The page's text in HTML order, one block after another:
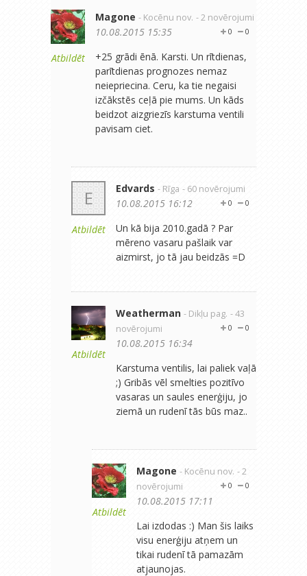
Atbildēt
Magone - Kocēnu nov. - 2 novērojumi
0
0
10.08.2015 15:35
+25 grādi ēnā. Karsti. Un rītdienas,
parītdienas prognozes nemaz
neiepriecina. Ceru, ka tie negaisi
izčākstēs ceļā pie mums. Un kāds
beidzot aizgriezīs karstuma ventili
pavisam ciet.
E
Atbildēt
Edvards - Rīga - 60 novērojumi
0
0
10.08.2015 16:12
Un kā bija 2010.gadā ? Par
mēreno vasaru pašlaik var
aizmirst, jo tā jau beidzās =D
Atbildēt
Weatherman - Dikļu pag. - 43
novērojumi
0
0
10.08.2015 16:34
Karstuma ventilis, lai paliek vaļā
;) Gribās vēl smelties pozitīvo
vasaras un saules enerģiju, jo
ziemā un rudenī tās būs maz..
Atbildēt
Magone - Kocēnu nov. - 2
novērojumi
0
0
10.08.2015 17:11
Lai izdodas :) Man šis laiks
visu enerģiju atņem un
tikai rudenī tā pamazām
atjaunojas.